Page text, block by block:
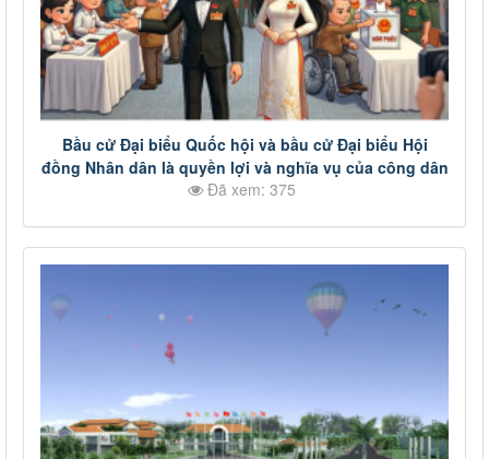
Bầu cử Đại biểu Quốc hội và bầu cử Đại biểu Hội
đồng Nhân dân là quyền lợi và nghĩa vụ của công dân
Đã xem: 375